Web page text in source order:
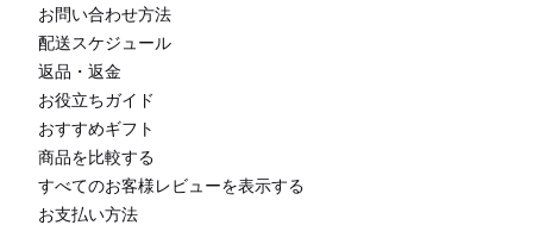
お問い合わせ方法
配送スケジュール
返品・返金
お役立ちガイド
おすすめギフト
商品を比較する
すべてのお客様レビューを表示する
お支払い方法